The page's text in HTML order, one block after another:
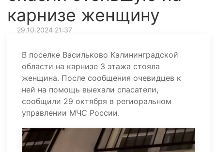
карнизе женщину
29.10.2024 21:37
В поселке Васильково Калининградской
области на карнизе 3 этажа стояла
женщина. После сообщения очевидцев к
ней на помощь выехали спасатели,
сообщили 29 октября в региоральном
управлении МЧС России.